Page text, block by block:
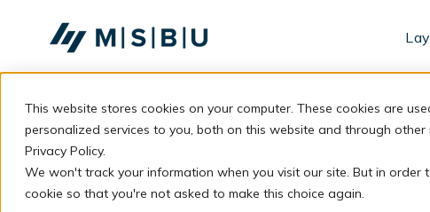
This website stores cookies on your computer. These cookies are
personalized services to you, both on this website and through
Privacy Policy.
We won't track your information when you visit our site. But in
cookie so that you're not asked to make this choice again.